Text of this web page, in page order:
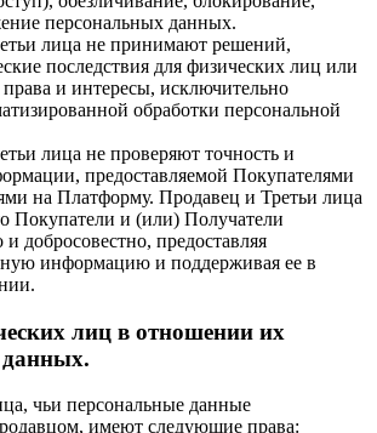
персональных данных.
лица не принимают решений,
последствия для физических лиц или
и интересы, исключительно
обработки персональной
лица не проверяют точность и
предоставляемой Покупателями
на Платформу. Продавец и Третьи лица
Покупатели и (или) Получатели
добросовестно, предоставляя
информацию и поддерживая ее в
лиц в отношении их
чьи персональные данные
имеют следующие права: